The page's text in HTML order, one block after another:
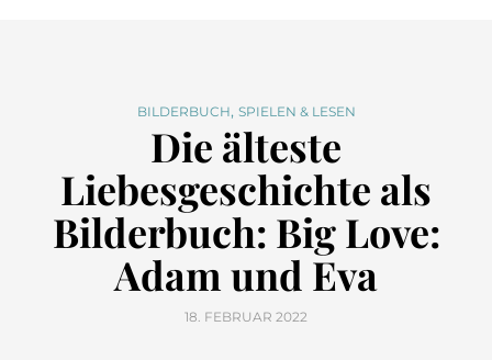
BILDERBUCH, SPIELEN & LESEN
Die älteste
Liebesgeschichte als
Bilderbuch: Big Love:
Adam und Eva
18. FEBRUAR 2022